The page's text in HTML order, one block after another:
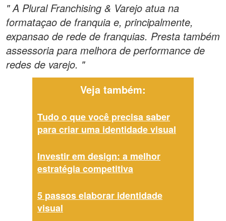
" A Plural Franchising & Varejo atua na
formataçao de franquia e, principalmente,
expansao de rede de franquias. Presta também
assessoria para melhora de performance de
redes de varejo. "
Veja também:
Tudo o que você precisa saber
para criar uma identidade visual
Investir em design: a melhor
estratégia competitiva
5 passos elaborar identidade
visual